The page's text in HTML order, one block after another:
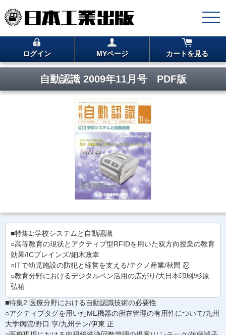
ログイン MYページ カートを見る
自動認識 2009年11月号 PDF版
■特集1:学校システムと自動認識
○高等教育の現状とアクティブ型RFIDを用いた双方向授業の教育
効果/ICブレインズ/細木政幸
○ITで幼児施設の防犯と経営を支える/テクノ産業/秋間 忍
○教育分野におけるデジタルペン活用の広がり/大日本印刷/杉原
弘祐
■特集2:医療分野における自動認識技術の必要性
○アクティブタグを用いたME機器の所在管理の有用性について/九州
大学病院/野口 亨/九州テン/伊東 正